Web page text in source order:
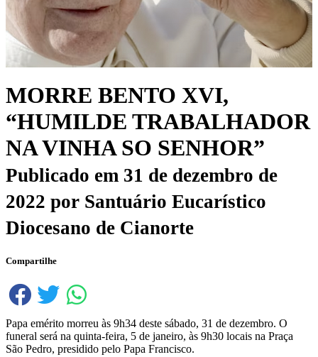
MORRE BENTO XVI,
“HUMILDE TRABALHADOR
NA VINHA SO SENHOR”
Publicado em 31 de dezembro de
2022 por Santuário Eucarístico
Diocesano de Cianorte
Compartilhe
Papa emérito morreu às 9h34 deste sábado, 31 de dezembro. O
funeral será na quinta-feira, 5 de janeiro, às 9h30 locais na Praça
São Pedro, presidido pelo Papa Francisco.